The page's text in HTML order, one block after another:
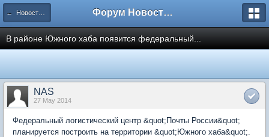
← Новости рынка недвижимости Форум Новостройки
В районе Южного хаба появится федеральный...
NAS
27 May 2014
Федеральный логистический центр &quot;Почты России&quot;
планируется построить на территории &quot;Южного хаба&quot;.